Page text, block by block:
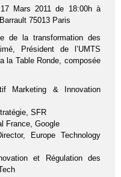
Mars 2011 de 18:00h à
75013 Paris
de la transformation des
Président de l’UMTS
la Table Ronde, composée
Marketing & Innovation
SFR
France, Google
Europe Technology
et Régulation des